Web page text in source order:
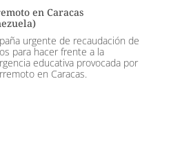
en Caracas
urgente de recaudación de
para hacer frente a la
educativa provocada por
en Caracas.